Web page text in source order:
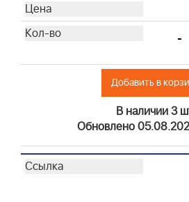
-
Добавить в
В наличии 3
Обновлено